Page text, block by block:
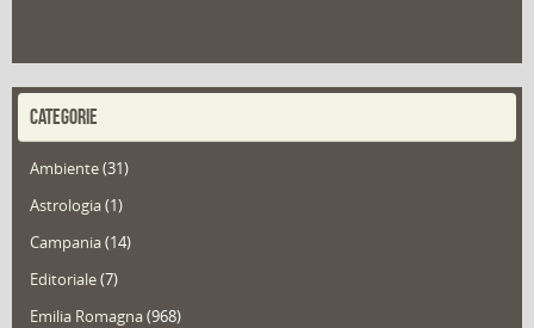
CATEGORIE
Ambiente(31)
Astrologia(1)
Campania(14)
Editoriale(7)
Emilia Romagna(968)